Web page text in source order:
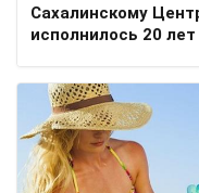
Сахалинскому
исполнилось 20 лет